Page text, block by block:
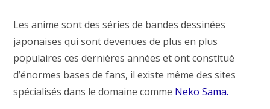
publication :
la
publication :
Les anime sont des séries de bandes dessinées
japonaises qui sont devenues de plus en plus
populaires ces dernières années et ont constitué
d’énormes bases de fans, il existe même des sites
spécialisés dans le domaine comme Neko Sama.